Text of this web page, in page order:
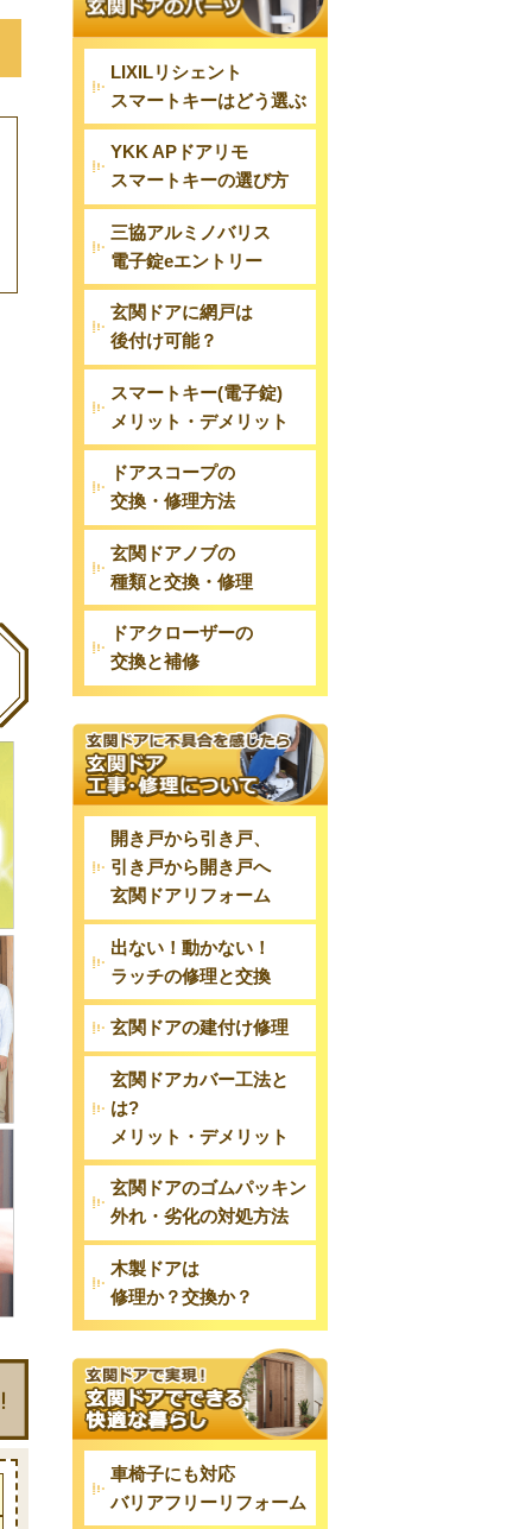
LIXILリシェント
スマートキーはどう選ぶ
YKK APドアリモ
スマートキーの選び方
三協アルミノバリス
電子錠eエントリー
玄関ドアに網戸は
後付け可能？
スマートキー(電子錠)
メリット・デメリット
ドアスコープの
交換・修理方法
玄関ドアノブの
種類と交換・修理
ドアクローザーの
交換と補修
開き戸から引き戸、
引き戸から開き戸へ
玄関ドアリフォーム
出ない！動かない！
ラッチの修理と交換
玄関ドアの建付け修理
玄関ドアカバー工法と
は?
メリット・デメリット
玄関ドアのゴムパッキン
外れ・劣化の対処方法
木製ドアは
修理か？交換か？
車椅子にも対応
バリアフリーリフォーム